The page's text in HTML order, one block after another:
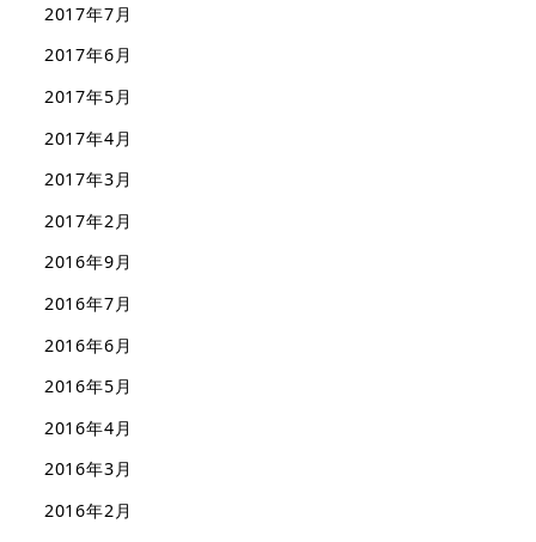
2017年7月
2017年6月
2017年5月
2017年4月
2017年3月
2017年2月
2016年9月
2016年7月
2016年6月
2016年5月
2016年4月
2016年3月
2016年2月